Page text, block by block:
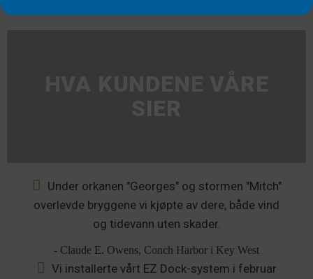
Under orkanen "Georges" og stormen "Mitch"
overlevde bryggene vi kjøpte av dere, både vind
og tidevann uten skader.
- Claude E. Owens, Conch Harbor i Key West
Vi installerte vårt EZ Dock-system i februar